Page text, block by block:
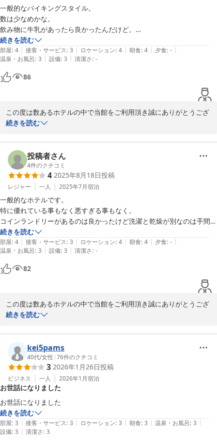
メインホテル
2026-01-09
一般的なバイキングスタイル。
数は少なめかな。
飲み物に牛乳があったら良かったんだけど。
でも、特に悪いところもないので普通かなと思います。
続きを読む
部屋: 4 | 接客・サービス: 3 | ロケーション: 4 | 朝食: 4 | 夕食: - |
温泉・お風呂: 3 | 設備: 3 | 清潔さ: -
86
この度は数あるホテルの中で当館をご利用頂き誠にありがとうござ
います。
上げます。
朝食の品数についてご期待に沿えず、ご不便をおかけしましたこと
心よりお詫び申し上げます。
ご指摘を真摯に受け止め、今後の改善に活かして参ります。
この度はご宿泊頂きまして誠にありがとうございました。
メインホテル
2026-03-19
続きを読む
投稿者さん
4件のクチコミ
4 2025年8月18日投稿
レジャー 一人 2025年7月宿泊
一般的なホテルです。
特に優れている事もなく悪すぎる事もなく。
コインランドリーがあるのは良かったけど洗濯と乾燥が別なのは手間が
かかるので残念だった。無いよりマシだと思う。
続きを読む
部屋: 4 | 接客・サービス: 3 | ロケーション: 4 | 朝食: 4 | 夕食: - |
温泉・お風呂: 3 | 設備: 3 | 清潔さ: -
82
この度は数あるホテルの中で当館をご利用頂き誠にありがとうござ
います。
上げます。
コインランドリーはご不便をお掛けしまして、大変心苦しく存じま
す。当面は予算などの兼ね合いで洗濯機を入れ替える予定はござい
ませんが、また機会がありましたら当ホテルを使って頂けますと嬉
しいです。
この度はご宿泊頂きまして誠にありがとうございました。
2025-09-15
続きを読む
kei5pams
40代/女性 |76件のクチコミ
3 2026年1月26日投稿
ビジネス 一人 2026年1月宿泊
お世話になりました
お世話になりました
続きを読む
部屋: 3 | 接客・サービス: 3 | ロケーション: 3 | 朝食: 3 | 温泉・お風呂: 3 |
設備: 3 | 清潔さ: 3